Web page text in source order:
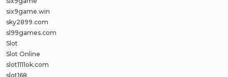
six9game.win
sky2899.com
sl99games.com
Slot
Slot Online
slot1111ok.com
slot168